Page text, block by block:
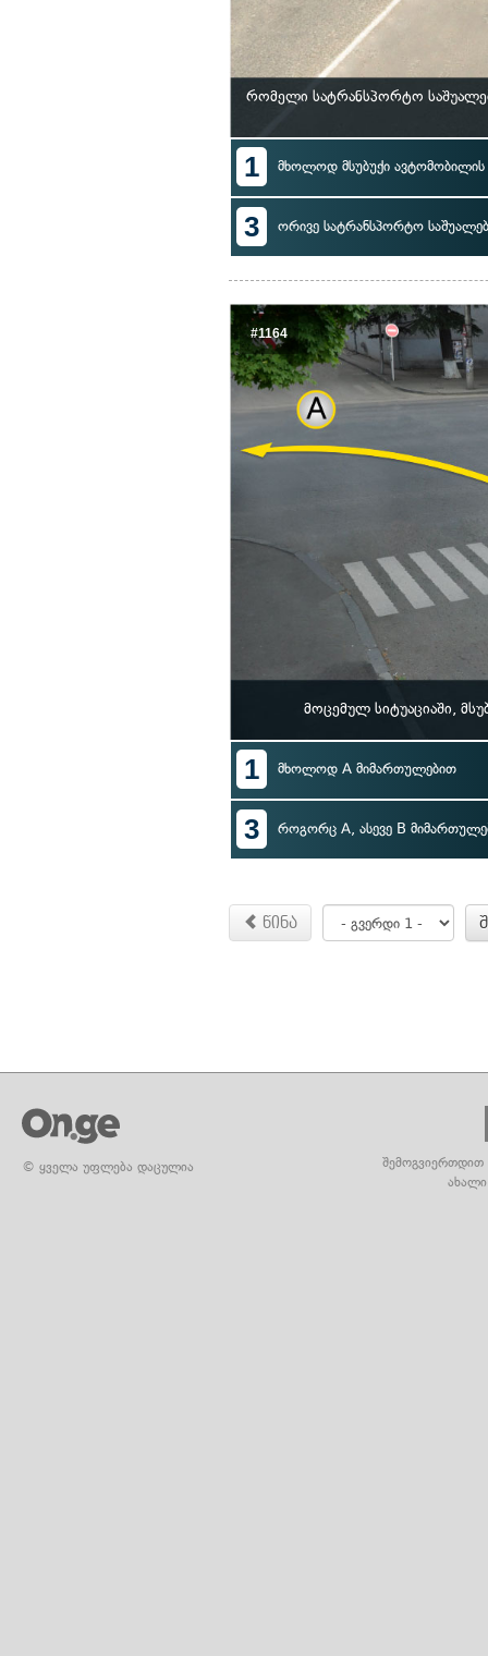
რომელი სატრანსპორტო
1 მხოლოდ მსუბუქი
3 ორივე სატრანსპორტო
#1164
მოცემულ სიტუაციაში,
1 მხოლოდ A მიმართულებით
3 როგორც A, ასევე B
წინა
© ყველა უფლება დაცულია
შემოგვიერთდით
ახალი